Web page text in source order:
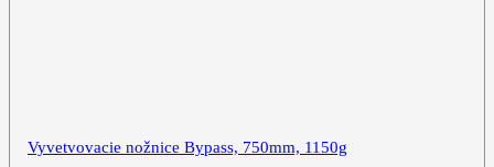
Vyvetvovacie nožnice Bypass, 750mm, 1150g